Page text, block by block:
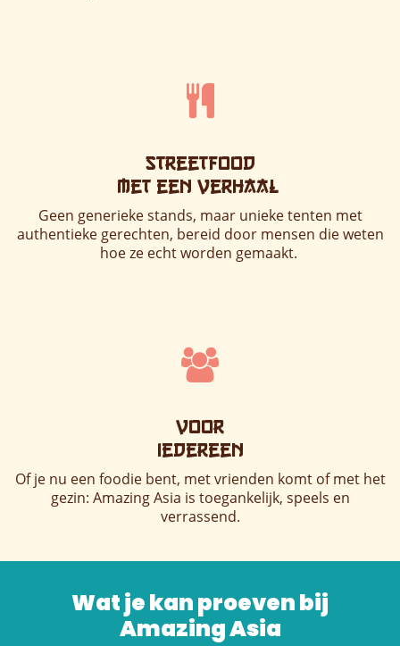
Streetfood
met een verhaal
Geen generieke stands, maar unieke tenten met
authentieke gerechten, bereid door mensen die weten
hoe ze echt worden gemaakt.
Voor
iedereen​
Of je nu een foodie bent, met vrienden komt of met het
gezin: Amazing Asia is toegankelijk, speels en
verrassend.
Wat je kan proeven bij
Amazing Asia